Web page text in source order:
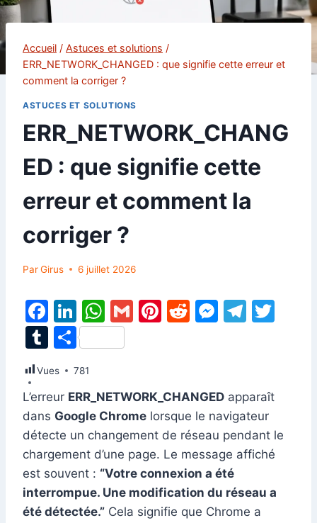
Accueil / Astuces et solutions /
ERR_NETWORK_CHANGED : que signifie cette erreur et
comment la corriger ?
ASTUCES ET SOLUTIONS
ERR_NETWORK_CHANG
ED : que signifie cette
erreur et comment la
corriger ?
ParGirus 6 juillet 2026
F
a
c
e
b
o
o
k
Li
n
k
e
dI
n
W
h
at
A
p
p
G
Pi
st
R
t
M
e
n
g
er
T
a
m
T
m
bl
r
P
ar
ta
g
er
Vues 781
L’erreur ERR_NETWORK_CHANGED apparaît
dans Google Chrome lorsque le navigateur
détecte un changement de réseau pendant le
chargement d’une page. Le message affiché
est souvent : “Votre connexion a été
interrompue. Une modification du réseau a
été détectée.” Cela signifie que Chrome a